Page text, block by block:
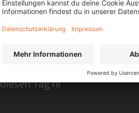
TOUR
immer noch völlig
war unglaublich, die
Tag hingefiebert: Jetzt